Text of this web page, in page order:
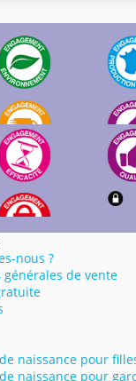
nous ?
générales de vente
naissance pour
naissance pour